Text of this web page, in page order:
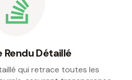
Détaillé
qui retrace toutes les